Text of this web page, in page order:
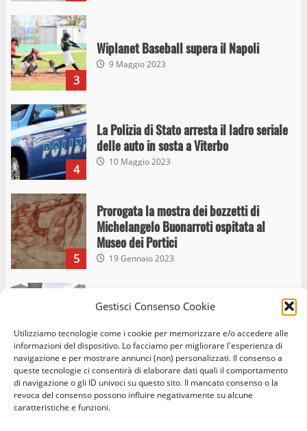
Gestisci Consenso Cookie
Utilizziamo tecnologie come i cookie per memorizzare e/o accedere alle
informazioni del dispositivo. Lo facciamo per migliorare l'esperienza di
navigazione e per mostrare annunci (non) personalizzati. Il consenso a
queste tecnologie ci consentirà di elaborare dati quali il comportamento
di navigazione o gli ID univoci su questo sito. Il mancato consenso o la
revoca del consenso possono influire negativamente su alcune
caratteristiche e funzioni.
3
Wiplanet Baseball supera il Napoli
9 Maggio 2023
4
La Polizia di Stato arresta il ladro seriale
delle auto in sosta a Viterbo
10 Maggio 2023
5
Prorogata la mostra dei bozzetti di
Michelangelo Buonarroti ospitata al
Museo dei Portici
19 Gennaio 2023
6
Trasporto pubblico locale, trasferimento
capolinea al terminal Riello dal 15 al 17
giugno
15 Giugno 2023
Giochi Sportivi Studenteschi di Atletica a
Viterbo
Home Privacy Policy